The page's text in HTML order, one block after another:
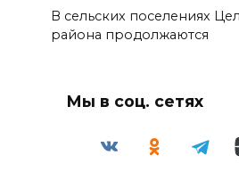
В сельских поселениях
района продолжаются
Мы в соц. сетях